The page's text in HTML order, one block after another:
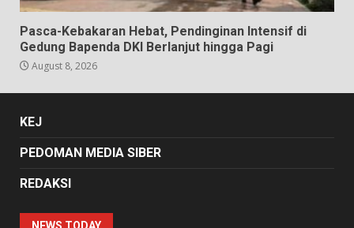
Pasca-Kebakaran Hebat, Pendinginan Intensif di
Gedung Bapenda DKI Berlanjut hingga Pagi
August 8, 2026
KEJ
PEDOMAN MEDIA SIBER
REDAKSI
NEWS TODAY